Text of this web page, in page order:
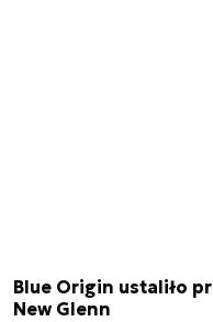
Blue Origin ustaliło
New Glenn